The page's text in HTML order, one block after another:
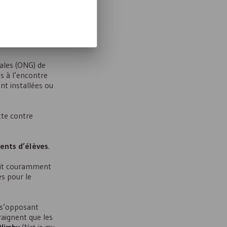
(ONG) de
à l’encontre
installées ou
contre
d’élèves.
couramment
pour le
que les